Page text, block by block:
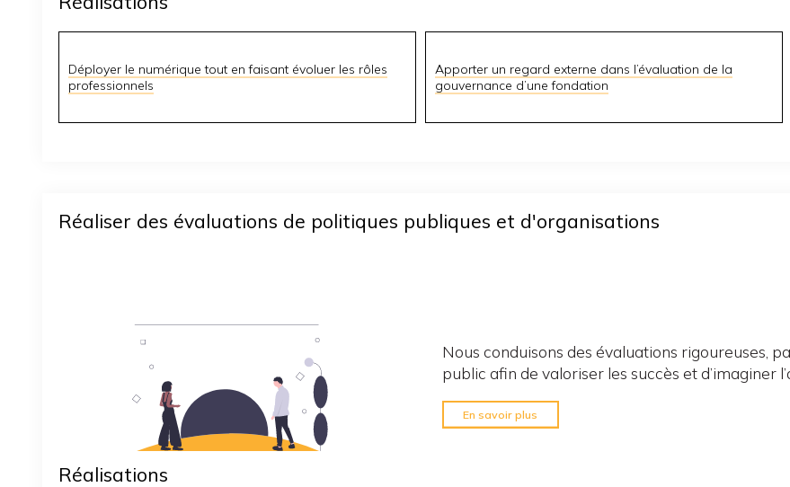
Déployer le numérique tout en faisant évoluer les rôles
professionnels
Apporter un regard externe dans l’évaluation de la
gouvernance d’une fondation
Réaliser des évaluations de politiques publiques et d'organisations
Nous conduisons des évaluations rigoureuses,
public afin de valoriser les succès et d’imaginer
En savoir plus
Réalisations